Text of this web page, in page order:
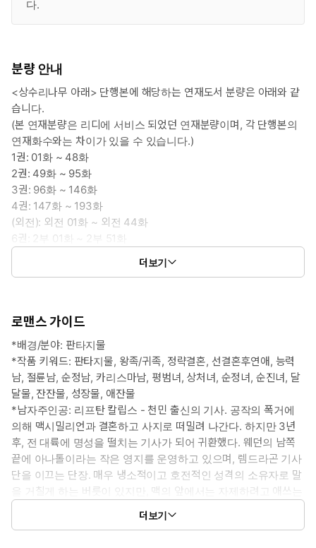
다.
분량 안내
<상수리나무 아래> 단행본에 해당하는 연재도서 분량은 아래와 같
습니다.
(본 연재분량은 리디에 서비스 되었던 연재분량이며, 각 단행본의
연재화수와는 차이가 있을 수 있습니다.)
1권: 01화 ~ 48화
2권: 49화 ~ 95화
3권: 96화 ~ 146화
4권: 147화 ~ 193화
(외전): 외전 01화 ~ 외전 44화
6권: 2부 01화 ~ 2부 51화
11권: 특별 외전 4 (1)화 ~ 특별 외전 4 (3)화
더보기
로맨스 가이드
*배경/분야: 판타지물
*작품 키워드: 판타지물, 왕족/귀족, 정략결혼, 선결혼후연애, 능력
남, 절륜남, 순정남, 카리스마남, 평범녀, 상처녀, 순정녀, 순진녀, 달
달물, 잔잔물, 성장물, 애잔물
*남자주인공: 리프탄 칼립스 - 천민 출신의 기사. 공작의 폭거에
의해 맥시밀리언과 결혼하고 사지로 떠밀려 나간다. 하지만 3년
후, 전 대륙에 명성을 떨치는 기사가 되어 귀환했다. 웨던의 남쪽
끝에 아나톨이라는 작은 영지를 운영하고 있으며, 렘드라곤 기사
단을 이끄는 단장. 매우 냉소적이고 호전적인 성격의 소유자로 말
을 거칠게 하는 버릇이 있지만, 맥의 앞에서는 자제하려고 애쓰는
*여자주인공: 맥시밀리언 칼립스 - 크로이소 공작의 첫째 딸. 심한
더보기